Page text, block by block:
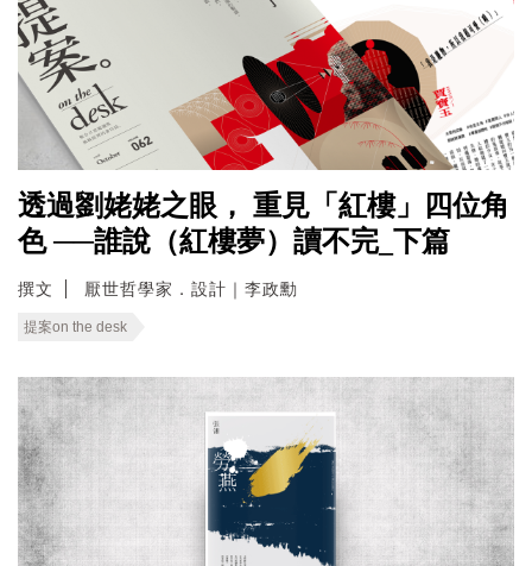
透過劉姥姥之眼， 重見「紅樓」四位角
色 ──誰說（紅樓夢）讀不完_下篇
撰文 厭世哲學家．設計｜李政勳
提案on the desk